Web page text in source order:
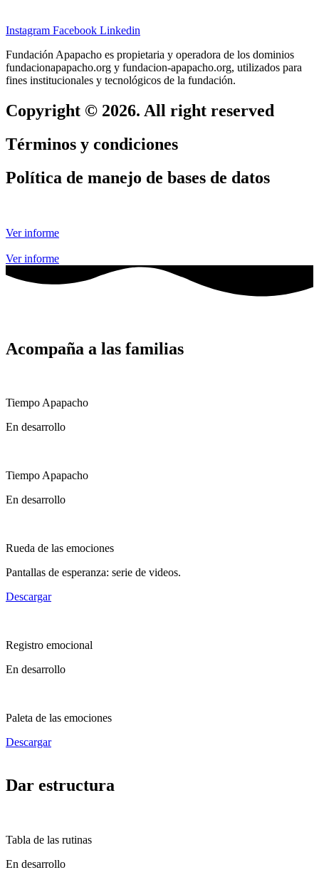
Instagram Facebook Linkedin
Fundación Apapacho es propietaria y operadora de los dominios
fundacionapapacho.org y fundacion-apapacho.org, utilizados para
fines institucionales y tecnológicos de la fundación.
Copyright © 2026. All right reserved
Términos y condiciones
Política de manejo de bases de datos
Ver informe
Ver informe
Acompaña a las familias
Tiempo Apapacho
En desarrollo
Tiempo Apapacho
En desarrollo
Rueda de las emociones
Pantallas de esperanza: serie de videos.
Descargar
Registro emocional
En desarrollo
Paleta de las emociones
Descargar
Dar estructura
Tabla de las rutinas
En desarrollo